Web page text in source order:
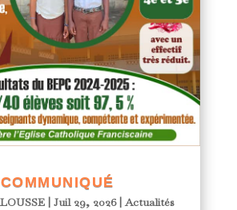
COMMUNIQUÉ
| Juil 29, 2026|Actualités